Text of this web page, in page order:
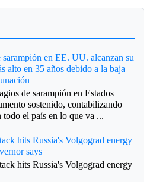
sarampión en EE. UU. alcanzan su
alto en 35 años debido a la baja
de sarampión en Estados
sostenido, contabilizando
todo el país en lo que va ...
hits Russia's Volgograd energy
says
hits Russia's Volgograd energy